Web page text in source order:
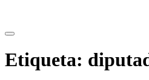
contenido
Etiqueta: